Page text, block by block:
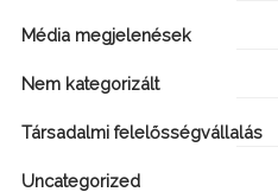
Média megjelenések
Nem kategorizált
Társadalmi felelősségvállalás
Uncategorized